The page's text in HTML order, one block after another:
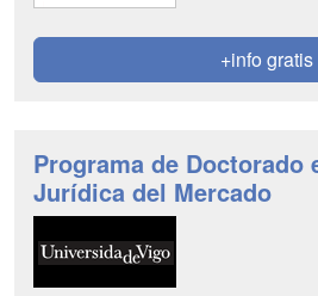
+info gratis
Programa de Doctorado
Jurídica del Mercado